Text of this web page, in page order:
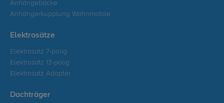
Anhängeböcke
Anhängerkupplung Wohnmobile
Elektrosätze
Elektrosatz 7-polig
Elektrosatz 13-polig
Elektrosatz Adapter
Dachträger